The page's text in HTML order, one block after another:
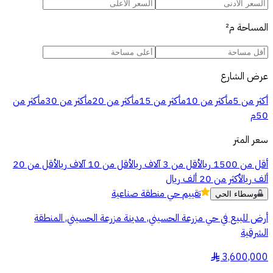
المساحة م²
عرض الشارع
أكثر من 5م
أكثر من 10م أكثر من 15م أكثر من 20م أكثر من 30م
أكثر من
50م
سعر المتر
أقل من 1500 ريال
أقل من 3 آلاف ريال أقل من 10 آلاف ريال
أقل من 20
ألف ريالأكثر من 20 ألف ريال
وسطاء الحي تقييمحي منطقة صناعية
أرض للبيع في حي مزرعة الحسيني, مدينة مزرعة الحسيني, المنطقة
الشرقية
3,600,000
§